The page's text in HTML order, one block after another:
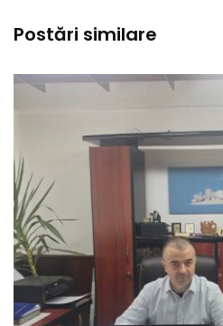
Postări similare